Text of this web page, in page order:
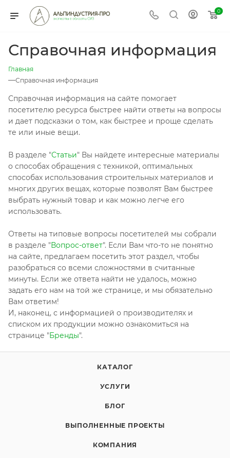
0
Справочная информация
Главная
—Справочная информация
Справочная информация на сайте помогает
посетителю ресурса быстрее найти ответы на вопросы
и дает подсказки о том, как быстрее и проще сделать
те или иные вещи.
В разделе "Статьи" Вы найдете интересные материалы
о способах обращения с техникой, оптимальных
способах использования строительных материалов и
многих других вещах, которые позволят Вам быстрее
выбрать нужный товар и как можно легче его
использовать.
Ответы на типовые вопросы посетителей мы собрали
в разделе "Вопрос-ответ". Если Вам что-то не понятно
на сайте, предлагаем посетить этот раздел, чтобы
разобраться со всеми сложностями в считанные
минуты. Если же ответа найти не удалось, можно
задать его нам на той же странице, и мы обязательно
Вам ответим!
И, наконец, с информацией о производителях и
списком их продукции можно ознакомиться на
странице "Бренды".
КАТАЛОГ
УСЛУГИ
БЛОГ
ВЫПОЛНЕННЫЕ ПРОЕКТЫ
КОМПАНИЯ